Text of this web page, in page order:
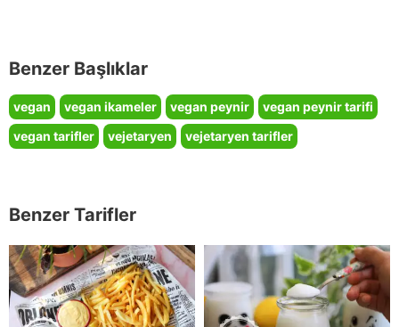
Benzer Başlıklar
vegan vegan ikameler vegan peynir
vegan peynir tarifi
vegan tarifler
vejetaryen vejetaryen tarifler
Benzer Tarifler